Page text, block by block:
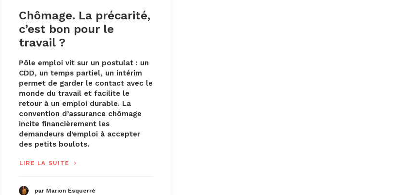
Chômage. La précarité,
c’est bon pour le
travail ?
Pôle emploi vit sur un postulat : un
CDD, un temps partiel, un intérim
permet de garder le contact avec le
monde du travail et facilite le
retour à un emploi durable. La
convention d’assurance chômage
incite financièrement les
demandeurs d’emploi à accepter
des petits boulots.
LIRE LA SUITE
par Marion Esquerré